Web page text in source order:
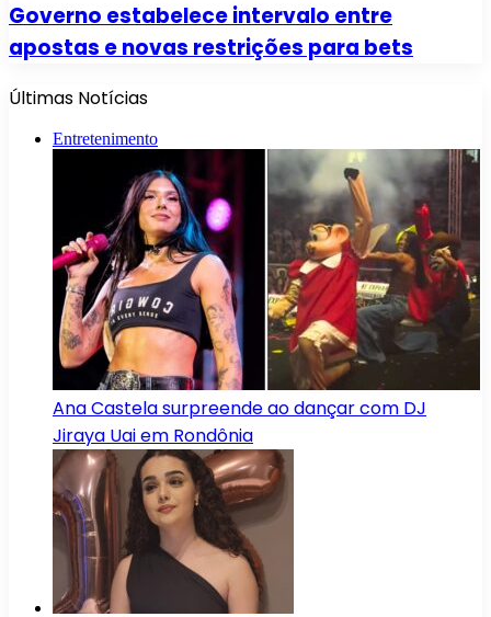
Governo estabelece intervalo entre
apostas e novas restrições para bets
Últimas Notícias
Entretenimento
Ana Castela surpreende ao dançar com DJ
Jiraya Uai em Rondônia